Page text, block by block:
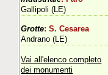
Gallipoli (LE)
Grotte: S. Cesarea
Andrano (LE)
Vai all'elenco completo
dei monumenti